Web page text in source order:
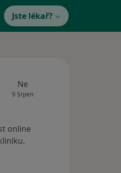
Jste lékař?
Ne
9 Srpen
online